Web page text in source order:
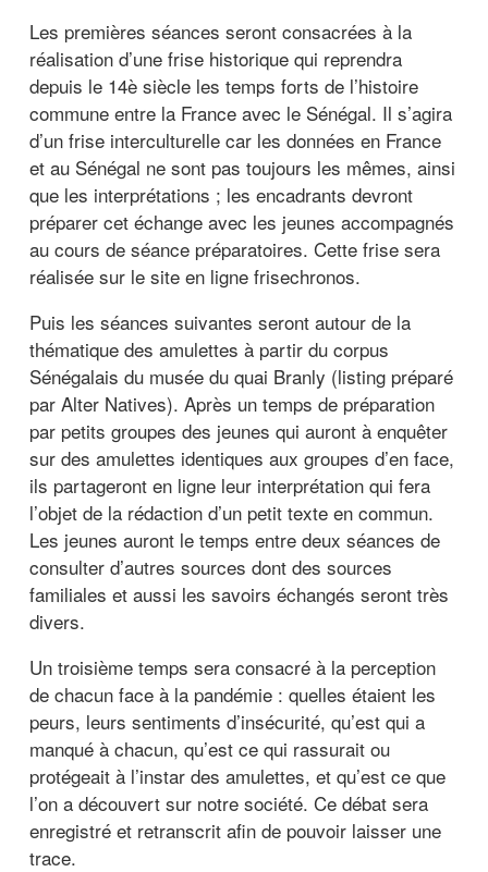
Les premières séances seront consacrées à la
réalisation d’une frise historique qui reprendra
depuis le 14è siècle les temps forts de l’histoire
commune entre la France avec le Sénégal. Il s’agira
d’un frise interculturelle car les données en France
et au Sénégal ne sont pas toujours les mêmes, ainsi
que les interprétations ; les encadrants devront
préparer cet échange avec les jeunes accompagnés
au cours de séance préparatoires. Cette frise sera
réalisée sur le site en ligne frisechronos.
Puis les séances suivantes seront autour de la
thématique des amulettes à partir du corpus
Sénégalais du musée du quai Branly (listing préparé
par Alter Natives). Après un temps de préparation
par petits groupes des jeunes qui auront à enquêter
sur des amulettes identiques aux groupes d’en face,
ils partageront en ligne leur interprétation qui fera
l’objet de la rédaction d’un petit texte en commun.
Les jeunes auront le temps entre deux séances de
consulter d’autres sources dont des sources
familiales et aussi les savoirs échangés seront très
divers.
Un troisième temps sera consacré à la perception
de chacun face à la pandémie : quelles étaient les
peurs, leurs sentiments d’insécurité, qu’est qui a
manqué à chacun, qu’est ce qui rassurait ou
protégeait à l’instar des amulettes, et qu’est ce que
l’on a découvert sur notre société. Ce débat sera
enregistré et retranscrit afin de pouvoir laisser une
trace.